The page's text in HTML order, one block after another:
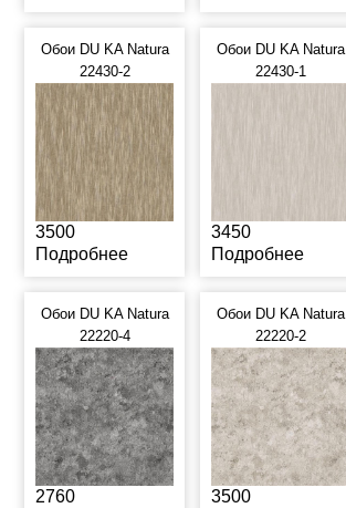
Обои DU KA Natura
22430-2
3500
Подробнее
Обои DU KA Natura
22430-1
3450
Подробнее
Обои DU KA Natura
22220-4
2760
Обои DU KA Natura
22220-2
3500